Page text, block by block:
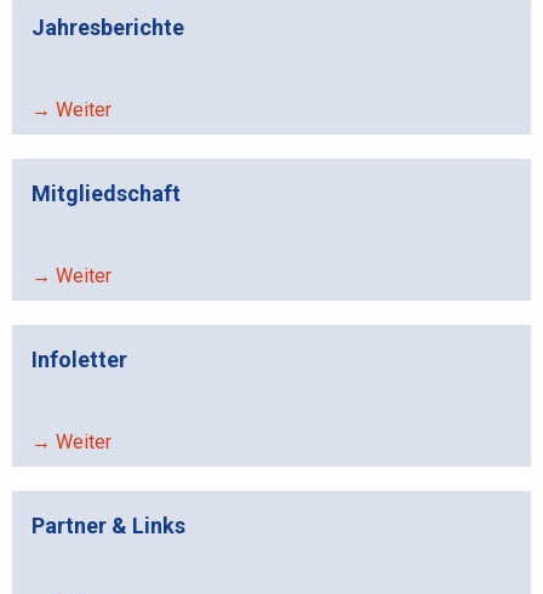
Jahresberichte
→ Weiter
Mitgliedschaft
→ Weiter
Infoletter
→ Weiter
Partner & Links